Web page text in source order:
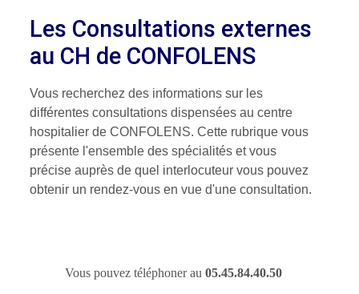
Les Consultations externes
au CH de CONFOLENS
Vous recherchez des informations sur les
différentes consultations dispensées au centre
hospitalier de CONFOLENS. Cette rubrique vous
présente l'ensemble des spécialités et vous
précise auprès de quel interlocuteur vous pouvez
obtenir un rendez-vous en vue d'une consultation.
Vous pouvez téléphoner au 05.45.84.40.50